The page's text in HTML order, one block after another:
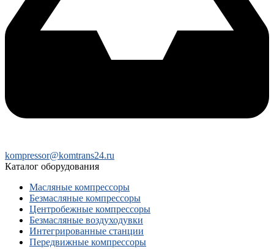
kompressor@komtrans24.ru
Каталог оборудования
Масляные компрессоры
Безмасляные компрессоры
Центробежные компрессоры
Безмасляные воздуходувки
Интегрированные станции
Передвижные компрессоры